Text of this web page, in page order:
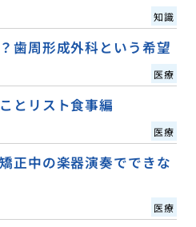
知識
歯周形成外科という希望
医療
とリスト食事編
医療
正中の楽器演奏でできな
医療